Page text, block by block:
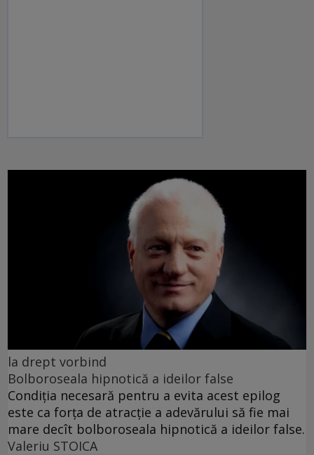
la drept vorbind
Bolboroseala hipnotică a ideilor false
Condiția necesară pentru a evita acest epilog
este ca forța de atracție a adevărului să fie mai
mare decît bolboroseala hipnotică a ideilor false.
Valeriu STOICA